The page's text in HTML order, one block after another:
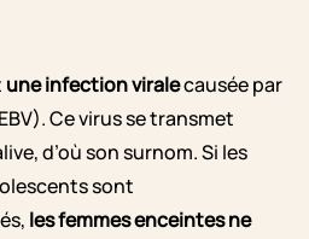
une infection viralecausée par
Ce virus se transmet
d’où son surnom. Si les
sont
les femmes enceintes ne